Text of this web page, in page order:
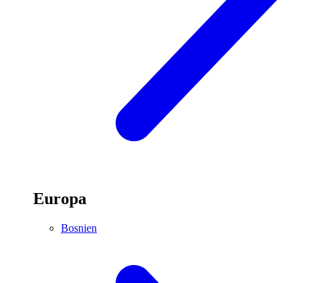
Europa
Bosnien